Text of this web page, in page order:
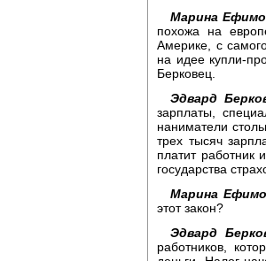
Марина
похожа на
Америке, с
на идее купли-
Берковец.
Эдвард
зарплаты,
наниматели
трех тысяч
платит работник
государства
Марина
этот закон?
Эдвард
работников,